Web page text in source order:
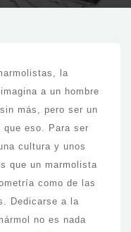
la
a un hombre
más, pero ser un
eso. Para ser
cultura y unos
que un marmolista
como de las
Dedicarse a la
no es nada